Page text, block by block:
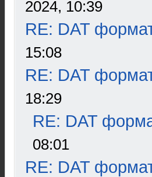
2024, 10:39
RE: DAT
15:08
RE: DAT
18:29
RE: DAT
08:01
RE: DAT